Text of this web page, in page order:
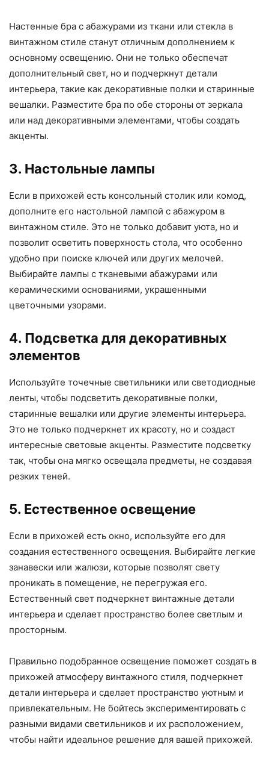
Настенные бра с абажурами из ткани или стекла в
винтажном стиле станут отличным дополнением к
основному освещению. Они не только обеспечат
дополнительный свет, но и подчеркнут детали
интерьера, такие как декоративные полки и старинные
вешалки. Разместите бра по обе стороны от зеркала
или над декоративными элементами, чтобы создать
акценты.
3. Настольные лампы
Если в прихожей есть консольный столик или комод,
дополните его настольной лампой с абажуром в
винтажном стиле. Это не только добавит уюта, но и
позволит осветить поверхность стола, что особенно
удобно при поиске ключей или других мелочей.
Выбирайте лампы с тканевыми абажурами или
керамическими основаниями, украшенными
цветочными узорами.
4. Подсветка для декоративных
элементов
Используйте точечные светильники или светодиодные
ленты, чтобы подсветить декоративные полки,
старинные вешалки или другие элементы интерьера.
Это не только подчеркнет их красоту, но и создаст
интересные световые акценты. Разместите подсветку
так, чтобы она мягко освещала предметы, не создавая
резких теней.
5. Естественное освещение
Если в прихожей есть окно, используйте его для
создания естественного освещения. Выбирайте легкие
занавески или жалюзи, которые позволят свету
проникать в помещение, не перегружая его.
Естественный свет подчеркнет винтажные детали
интерьера и сделает пространство более светлым и
просторным.
Правильно подобранное освещение поможет создать в
прихожей атмосферу винтажного стиля, подчеркнет
детали интерьера и сделает пространство уютным и
привлекательным. Не бойтесь экспериментировать с
разными видами светильников и их расположением,
чтобы найти идеальное решение для вашей прихожей.